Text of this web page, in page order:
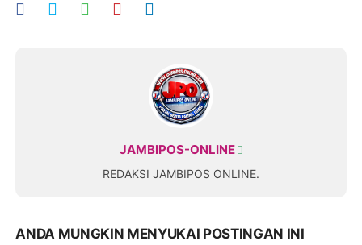
JAMBIPOS-ONLINE
REDAKSI JAMBIPOS ONLINE.
ANDA MUNGKIN MENYUKAI POSTINGAN INI